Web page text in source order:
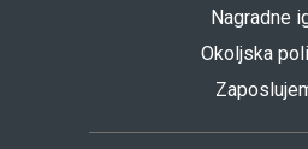
Nagradne
Okoljska